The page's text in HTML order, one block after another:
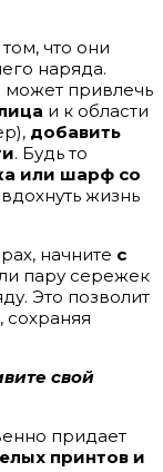
том, что они
наряда.
привлечь
и к области
добавить
. Будь то
или шарф со
жизнь
начните с
пару сережек
Это позволит
сохраняя
свой
придает
принтов и